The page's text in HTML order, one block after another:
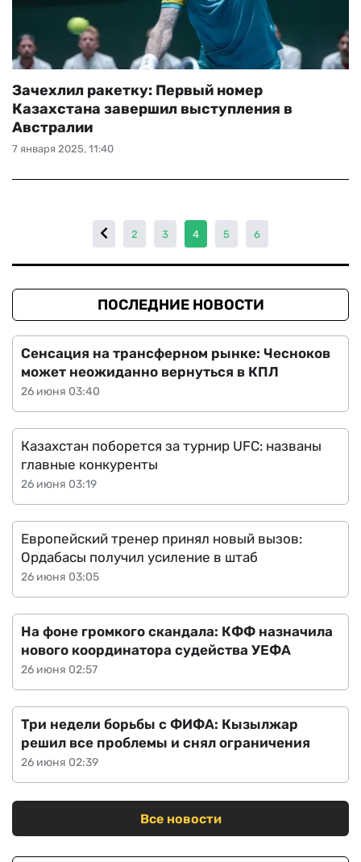
7 января 2025, 11:40
Зачехлил ракетку: Первый номер
Казахстана завершил выступления в
Австралии
2 3 4 5 6
ПОСЛЕДНИЕ НОВОСТИ
26 июня 03:40
Сенсация на трансферном рынке: Чесноков
может неожиданно вернуться в КПЛ
26 июня 03:19
Казахстан поборется за турнир UFC: названы
главные конкуренты
26 июня 03:05
Европейский тренер принял новый вызов:
Ордабасы получил усиление в штаб
26 июня 02:57
На фоне громкого скандала: КФФ назначила
нового координатора судейства УЕФА
26 июня 02:39
Три недели борьбы с ФИФА: Кызылжар
решил все проблемы и снял ограничения
Все новости